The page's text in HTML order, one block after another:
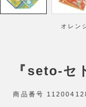
オレン
『seto-セ
商品番号